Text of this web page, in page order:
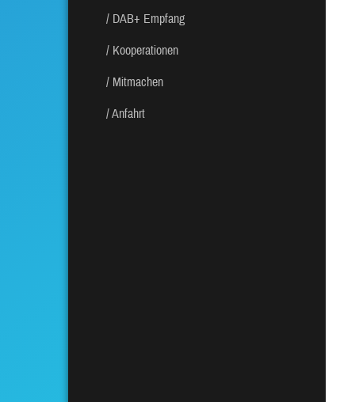
DAB+ Empfang
Kooperationen
Mitmachen
Anfahrt